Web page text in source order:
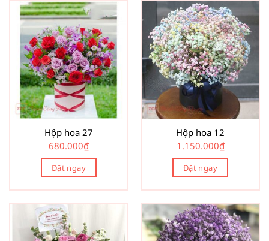
Hộp hoa 27
680.000₫
Đặt ngay
Hộp hoa 12
1.150.000₫
Đặt ngay